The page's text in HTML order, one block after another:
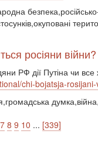
безпека,російсько-
росіяни війни?
РФ дії Путіна чи все
chi-bojatsja-
7 8 9 10 ... [339]